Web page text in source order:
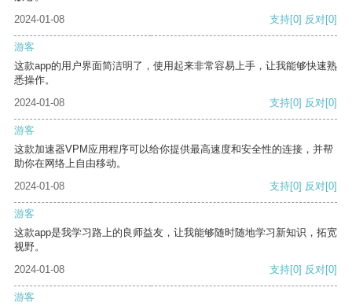
2024-01-08
支持[0] 反对[0]
游客
这款app的用户界面简洁明了，使用起来非常容易上手，让我能够快速熟
悉操作。
2024-01-08
支持[0] 反对[0]
游客
这款加速器VPM应用程序可以给你提供最高速度和安全性的连接，并帮
助你在网络上自由移动。
2024-01-08
支持[0] 反对[0]
游客
这款app是我学习路上的良师益友，让我能够随时随地学习新知识，拓宽
视野。
2024-01-08
支持[0] 反对[0]
游客